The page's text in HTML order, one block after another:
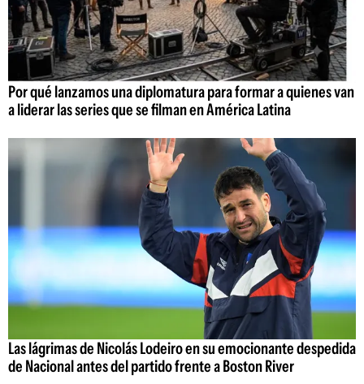
Por qué lanzamos una diplomatura para formar a quienes van
a liderar las series que se filman en América Latina
Las lágrimas de Nicolás Lodeiro en su emocionante despedida
de Nacional antes del partido frente a Boston River